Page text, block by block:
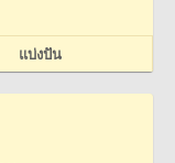
แบ่งปัน